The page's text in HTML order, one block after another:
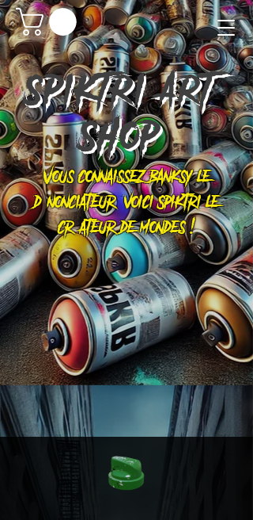
SPIKTRIART
SHOP
Vous connaissez Banksy le
dénonciateur, voici Spiktri le
créateur de mondes !